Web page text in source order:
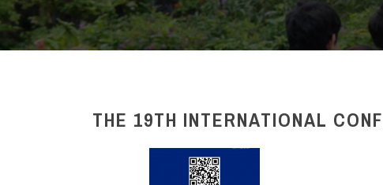
THE 19TH INTERNATIONAL